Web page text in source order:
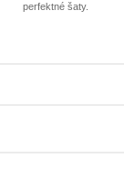
perfektné šaty.